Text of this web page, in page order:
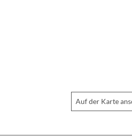
Auf der Karte